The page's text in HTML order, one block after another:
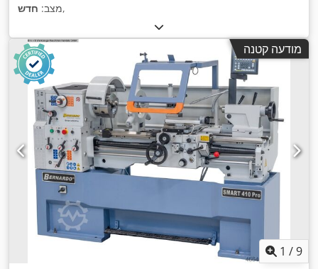
מצב: חדש ,
מודעה קטנה
1 /9